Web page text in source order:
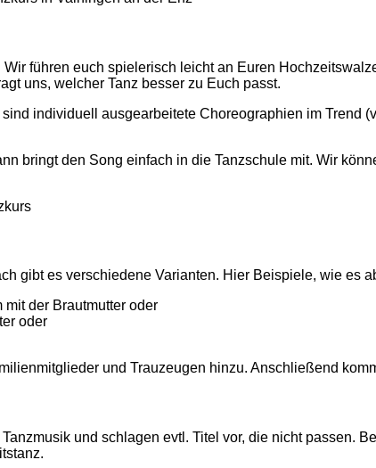
führen euch spielerisch leicht an Euren
uns, welcher Tanz besser zu Euch passt.
individuell ausgearbeitete Choreographien im Trend
bringt den Song einfach in die Tanzschule mit. Wir
gibt es verschiedene Varianten. Hier Beispiele, wie es
mit der Brautmutter oder
oder
und Trauzeugen hinzu. Anschließend
und schlagen evtl. Titel vor, die nicht passen.